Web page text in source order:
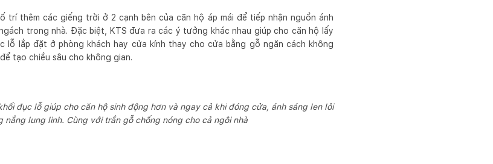
trí thêm các giếng trời ở 2 cạnh bên của căn hộ áp mái để tiếp nhận nguồn ánh
trong nhà. Đặc biệt, KTS đưa ra các ý tưởng khác nhau giúp cho căn hộ lấy
lỗ lắp đặt ở phòng khách hay cửa kính thay cho cửa bằng gỗ ngăn cách không
tạo chiều sâu cho không gian.
đục lỗ giúp cho căn hộ sinh động hơn và ngay cả khi đóng cửa, ánh sáng len lỏi
nắng lung linh. Cùng với trần gỗ chống nóng cho cả ngôi nhà